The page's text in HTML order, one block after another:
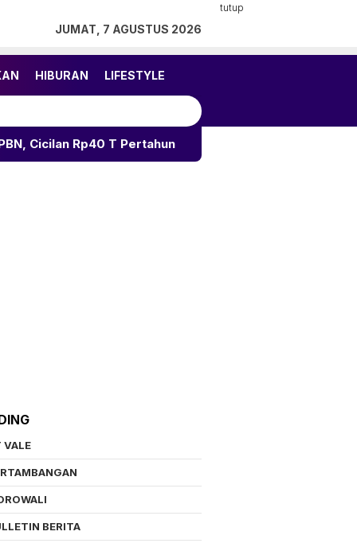
tutup
JUMAT, 7 AGUSTUS 2026
HIBURAN LIFESTYLE
Pertahun PPATK: Transaksi Judi Online
VALE
BERITA